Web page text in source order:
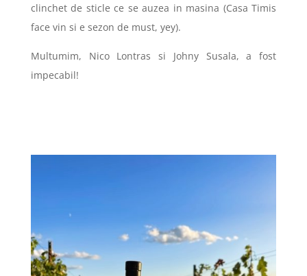
clinchet de sticle ce se auzea in masina (Casa Timis
face vin si e sezon de must, yey).
Multumim, Nico Lontras si Johny Susala, a fost
impecabil!